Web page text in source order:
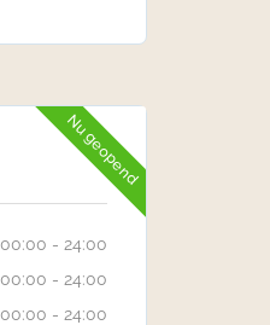
Nu geopend
00:00 - 24:00
00:00 - 24:00
00:00 - 24:00